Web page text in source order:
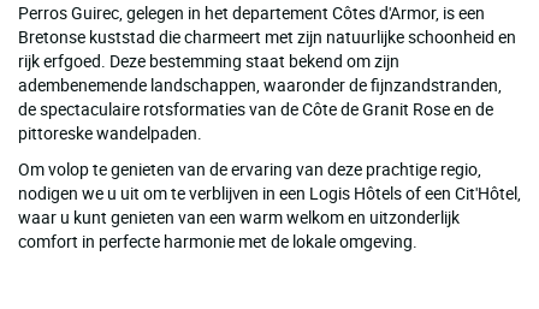
Perros Guirec, gelegen in het departement Côtes d'Armor, is een
Bretonse kuststad die charmeert met zijn natuurlijke schoonheid en
rijk erfgoed. Deze bestemming staat bekend om zijn
adembenemende landschappen, waaronder de fijnzandstranden,
de spectaculaire rotsformaties van de Côte de Granit Rose en de
pittoreske wandelpaden.
Om volop te genieten van de ervaring van deze prachtige regio,
nodigen we u uit om te verblijven in een Logis Hôtels of een Cit'Hôtel,
waar u kunt genieten van een warm welkom en uitzonderlijk
comfort in perfecte harmonie met de lokale omgeving.